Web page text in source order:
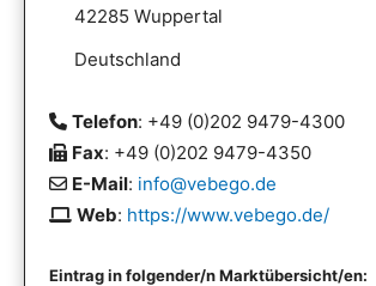
Eintrag in folgender/n Marktübersicht/en:
42285 Wuppertal
Deutschland
Telefon: +49 (0)202 9479-4300
Fax: +49 (0)202 9479-4350
E-Mail: info@vebego.de
Web: https://www.vebego.de/